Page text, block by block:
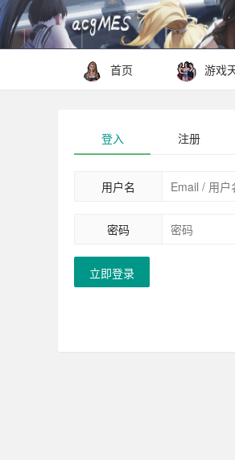
首页 游戏
登入 注册
用户名
密码
立即登录